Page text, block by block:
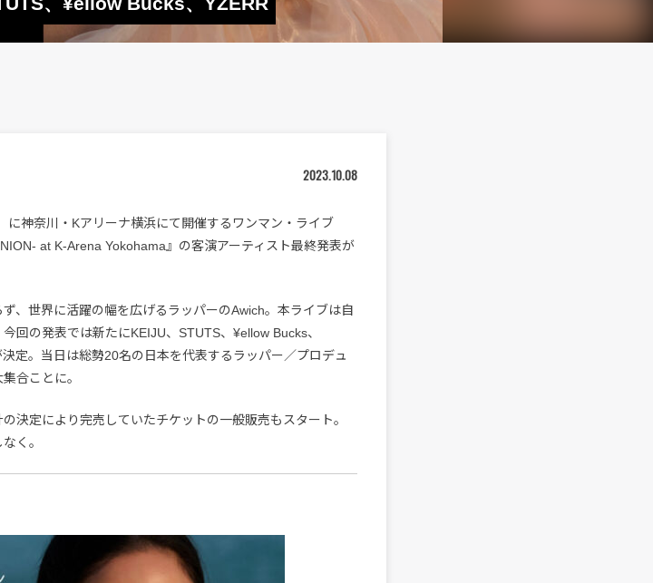
2023.10.08
に神奈川・Kアリーナ横浜にて開催するワンマン・ライブ
at K-Arena Yokohama』の客演アーティスト最終発表が
、世界に活躍の幅を広げるラッパーのAwich。本ライブは自
回の発表では新たにKEIJU、STUTS、¥ellow Bucks、
定。当日は総勢20名の日本を代表するラッパー／プロデュ
合ことに。
決定により完売していたチケットの一般販売もスタート。
く。